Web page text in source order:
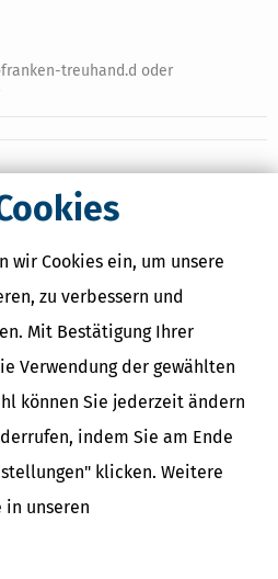
wir Cookies ein, um unsere
zu verbessern und
Mit Bestätigung Ihrer
Verwendung der gewählten
können Sie jederzeit ändern
indem Sie am Ende
klicken. Weitere
unseren
treuhand.d oder